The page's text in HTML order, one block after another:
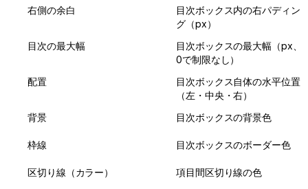
右側の余白
目次ボックス内の右パディン
グ（px）
目次の最大幅
目次ボックスの最大幅（px、
0で制限なし）
配置
目次ボックス自体の水平位置
（左・中央・右）
背景
目次ボックスの背景色
枠線 目次ボックスのボーダー色
区切り線（カラー） 項目間区切り線の色